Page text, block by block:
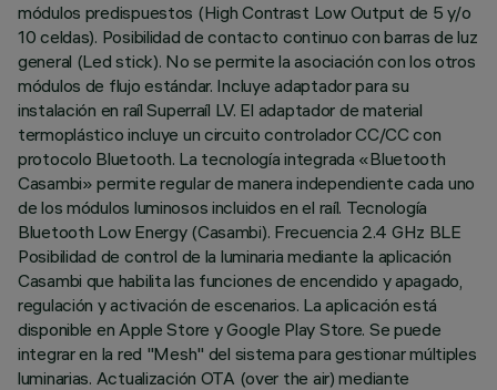
módulos predispuestos (High Contrast Low Output de 5 y/o
10 celdas). Posibilidad de contacto continuo con barras de luz
general (Led stick). No se permite la asociación con los otros
módulos de flujo estándar. Incluye adaptador para su
instalación en raíl Superraíl LV. El adaptador de material
termoplástico incluye un circuito controlador CC/CC con
protocolo Bluetooth. La tecnología integrada «Bluetooth
Casambi» permite regular de manera independiente cada uno
de los módulos luminosos incluidos en el raíl. Tecnología
Bluetooth Low Energy (Casambi). Frecuencia 2.4 GHz BLE
Posibilidad de control de la luminaria mediante la aplicación
Casambi que habilita las funciones de encendido y apagado,
regulación y activación de escenarios. La aplicación está
disponible en Apple Store y Google Play Store. Se puede
integrar en la red "Mesh" del sistema para gestionar múltiples
luminarias. Actualización OTA (over the air) mediante